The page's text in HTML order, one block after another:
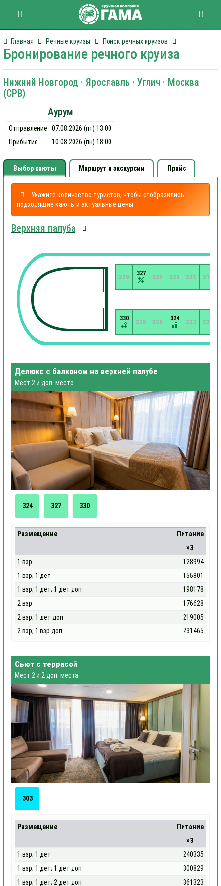
Главная Речные круизы Поиск речных круизов
Бронирование речного круиза
Нижний Новгород · Ярославль · Углич · Москва
(СРВ)
Аурум
Отправление
07.08.2026 (пт) 13:00
Прибытие
10.08.2026 (пн) 18:00
Выбор каюты Маршрут и экскурсии Прайс
Укажите количество туристов, чтобы отобразились
подходящие каюты и актуальные цены
Верхняя палуба
319
320
321
322
323
324
325
326
327
328
329
330
Делюкс с балконом на верхней палубе
Мест 2 и доп. место
324 327 330
Размещение
Питание
×3
1 взр
128994
1 взр; 1 дет
155801
1 взр; 1 дет; 1 дет доп
198178
2 взр
176628
2 взр; 1 дет доп
219005
2 взр; 1 взр доп
231465
Сьют с террасой
Мест 2 и 2 доп. места
303
Размещение
Питание
×3
1 взр; 1 дет
240335
1 взр; 1 дет; 1 дет доп
300829
1 взр; 1 дет; 2 дет доп
361323